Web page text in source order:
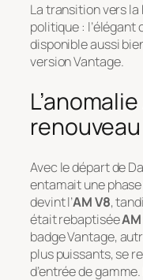
La transition vers la
politique :
disponible aussi
version Vantage.
renouveau
Avec le départ de
entamait une
devint l’AM V8,
était rebaptisée
badge Vantage,
plus puissants, se
d’entrée de